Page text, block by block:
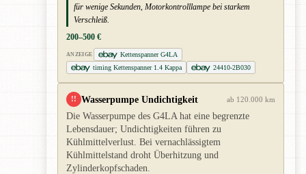
für wenige Sekunden, Motorkontrolllampe bei starkem
Verschleiß.
200–500 €
ANZEIGE
Kettenspanner G4LA
timing Kettenspanner 1.4 Kappa
24410-2B030
!! Wasserpumpe Undichtigkeit ab 120.000 km
Die Wasserpumpe des G4LA hat eine begrenzte
Lebensdauer; Undichtigkeiten führen zu
Kühlmittelverlust. Bei vernachlässigtem
Kühlmittelstand droht Überhitzung und
Zylinderkopfschaden.